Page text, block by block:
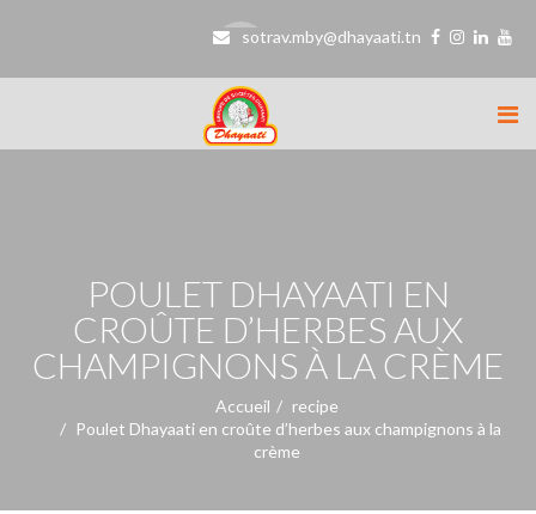
sotrav.mby@dhayaati.tn
POULET DHAYAATI EN
CROÛTE D’HERBES AUX
CHAMPIGNONS À LA CRÈME
Accueil
recipe
Poulet Dhayaati en croûte d’herbes aux champignons à la
crème